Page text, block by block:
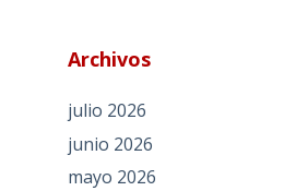
Archivos
julio 2026
junio 2026
mayo 2026